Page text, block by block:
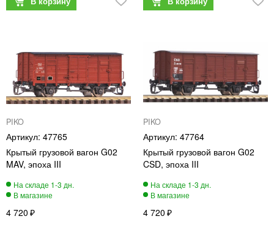
PIKO
47765
Крытый грузовой вагон G02
MAV, эпоха III
4 720
PIKO
47764
Крытый грузовой вагон G02
CSD, эпоха III
4 720